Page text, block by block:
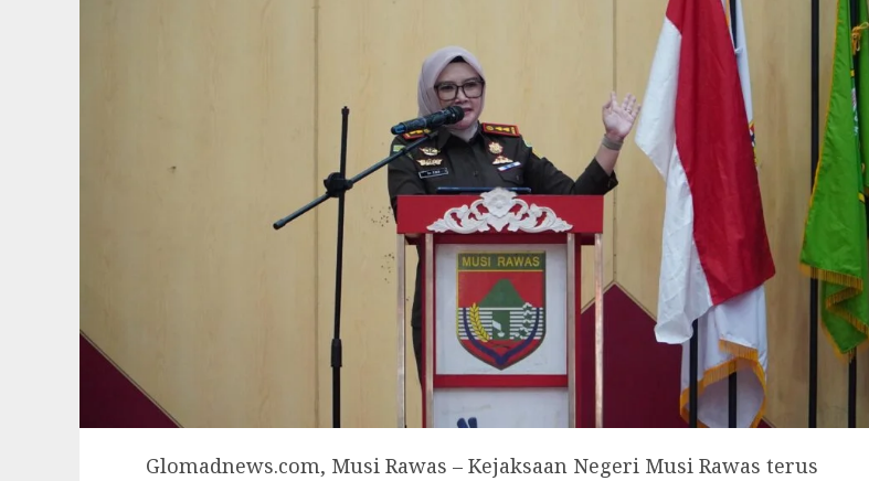
Glomadnews.com, Musi Rawas – Kejaksaan Negeri Musi Rawas terus